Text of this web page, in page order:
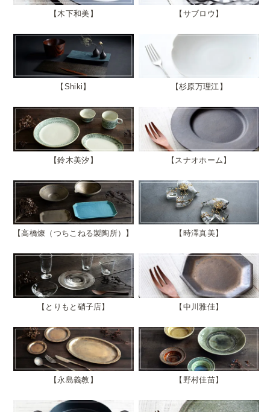
木下和美 サブロウ
Shiki 杉原万理江
鈴木美汐 スナオホーム
高橋燎（つちこねる製陶所） 時澤真美
とりもと硝子店 中川雅佳
永島義教 野村佳苗